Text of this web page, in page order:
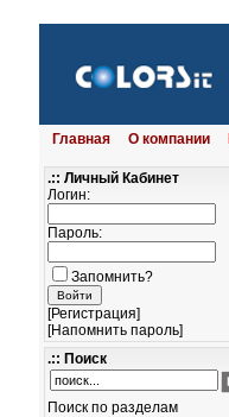
Главная О компании
.:: Личный Кабинет
Логин:
Пароль:
Запомнить?
[Регистрация]
[Напомнить пароль]
.:: Поиск
Поиск по разделам